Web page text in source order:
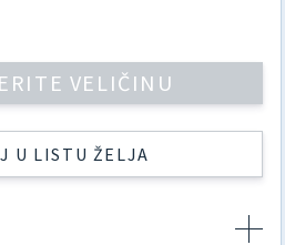
VELIČINU
U LISTU ŽELJA